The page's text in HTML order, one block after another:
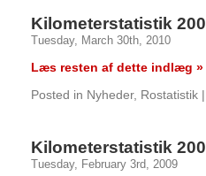
Kilometerstatistik
Tuesday, March 30th, 2010
Læs resten af dette indlæg »
Posted in Nyheder, Rostatistik
Kilometerstatistik
Tuesday, February 3rd, 2009